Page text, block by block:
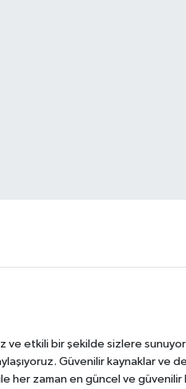
ve etkili bir şekilde sizlere
Güvenilir kaynaklar ve
her zaman en güncel ve güvenilir